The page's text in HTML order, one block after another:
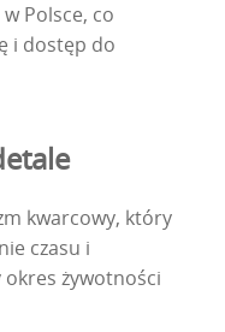
Polsce, co
i dostęp do
kwarcowy, który
czasu i
okres żywotności